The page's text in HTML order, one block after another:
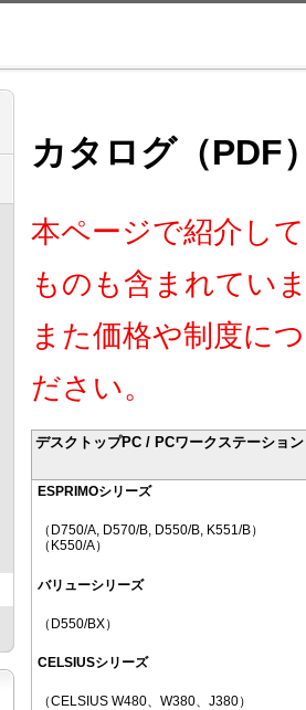
カタログ（PDF
本ページで紹介し
ものも含まれてい
また価格や制度に
ださい。
デスクトップPC / PCワークステーション
ESPRIMOシリーズ
（D750/A, D570/B, D550/B, K551/B）
（K550/A）
バリューシリーズ
（D550/BX）
CELSIUSシリーズ
（CELSIUS W480、W380、J380）